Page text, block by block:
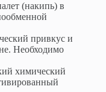
(накипь) в
привкус и
Необходимо
химический